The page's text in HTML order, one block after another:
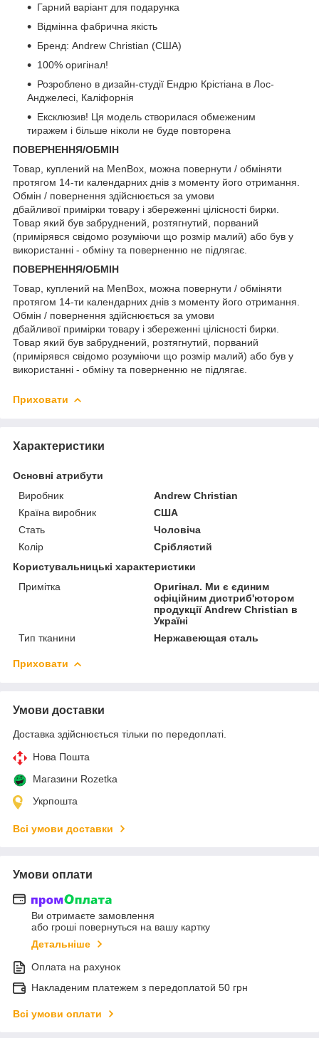
Гарний варіант для подарунка
Відмінна фабрична якість
Бренд: Andrew Christian (США)
100% оригінал!
Розроблено в дизайн-студії Ендрю Крістіана в Лос-
Анджелесі, Каліфорнія
Ексклюзив! Ця модель створилася обмеженим
тиражем і більше ніколи не буде повторена
ПОВЕРНЕННЯ/ОБМІН
Товар, куплений на MenBox, можна повернути / обміняти
протягом 14-ти календарних днів з моменту його отримання.
Обмін / повернення здійснюється за умови
дбайливої примірки товару і збереженні цілісності бирки.
Товар який був забруднений, розтягнутий, порваний
(примірявся свідомо розуміючи що розмір малий) або був у
використанні - обміну та поверненню не підлягає.
ПОВЕРНЕННЯ/ОБМІН
Товар, куплений на MenBox, можна повернути / обміняти
протягом 14-ти календарних днів з моменту його отримання.
Обмін / повернення здійснюється за умови
дбайливої примірки товару і збереженні цілісності бирки.
Товар який був забруднений, розтягнутий, порваний
(примірявся свідомо розуміючи що розмір малий) або був у
використанні - обміну та поверненню не підлягає.
Приховати
Характеристики
Основні атрибути
Виробник
Andrew Christian
Країна виробник
США
Стать
Чоловіча
Колір
Сріблястий
Користувальницькі характеристики
Примітка
Оригінал. Ми є єдиним
офіційним дистриб'ютором
продукції Andrew Christian в
Україні
Тип тканини
Нержавеющая сталь
Приховати
Умови доставки
Доставка здійснюється тільки по передоплаті.
Нова Пошта
Магазини Rozetka
Укрпошта
Всі умови доставки
Умови оплати
Ви отримаєте замовлення
або гроші повернуться на вашу картку
Детальніше
Оплата на рахунок
Накладеним платежем з передоплатой 50 грн
Всі умови оплати